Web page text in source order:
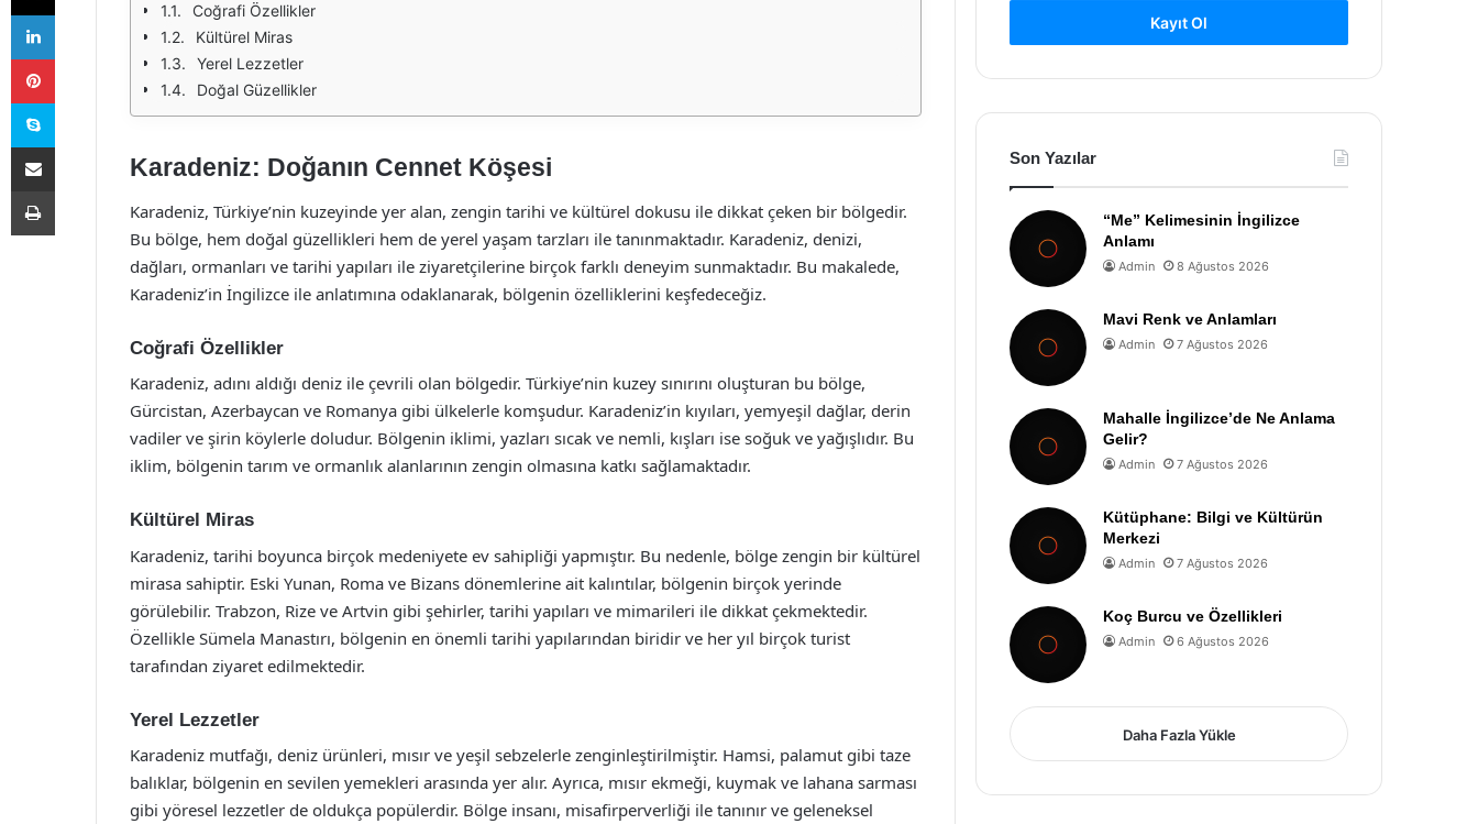
Coğrafi Özellikler
Kültürel Miras
Yerel Lezzetler
Doğal Güzellikler
Karadeniz: Doğanın Cennet Köşesi
Karadeniz, Türkiye’nin kuzeyinde yer alan, zengin tarihi ve kültürel dokusu ile dikkat çeken bir bölgedir.
Bu bölge, hem doğal güzellikleri hem de yerel yaşam tarzları ile tanınmaktadır. Karadeniz, denizi,
dağları, ormanları ve tarihi yapıları ile ziyaretçilerine birçok farklı deneyim sunmaktadır. Bu makalede,
Karadeniz’in İngilizce ile anlatımına odaklanarak, bölgenin özelliklerini keşfedeceğiz.
Coğrafi Özellikler
Karadeniz, adını aldığı deniz ile çevrili olan bölgedir. Türkiye’nin kuzey sınırını oluşturan bu bölge,
Gürcistan, Azerbaycan ve Romanya gibi ülkelerle komşudur. Karadeniz’in kıyıları, yemyeşil dağlar, derin
vadiler ve şirin köylerle doludur. Bölgenin iklimi, yazları sıcak ve nemli, kışları ise soğuk ve yağışlıdır. Bu
iklim, bölgenin tarım ve ormanlık alanlarının zengin olmasına katkı sağlamaktadır.
Kültürel Miras
Karadeniz, tarihi boyunca birçok medeniyete ev sahipliği yapmıştır. Bu nedenle, bölge zengin bir kültürel
mirasa sahiptir. Eski Yunan, Roma ve Bizans dönemlerine ait kalıntılar, bölgenin birçok yerinde
görülebilir. Trabzon, Rize ve Artvin gibi şehirler, tarihi yapıları ve mimarileri ile dikkat çekmektedir.
Özellikle Sümela Manastırı, bölgenin en önemli tarihi yapılarından biridir ve her yıl birçok turist
tarafından ziyaret edilmektedir.
Yerel Lezzetler
Karadeniz mutfağı, deniz ürünleri, mısır ve yeşil sebzelerle zenginleştirilmiştir. Hamsi, palamut gibi taze
balıklar, bölgenin en sevilen yemekleri arasında yer alır. Ayrıca, mısır ekmeği, kuymak ve lahana sarması
gibi yöresel lezzetler de oldukça popülerdir. Bölge insanı, misafirperverliği ile tanınır ve geleneksel
Kayıt Ol
Son Yazılar
“Me” Kelimesinin İngilizce
Anlamı
Admin 8 Ağustos 2026
Mavi Renk ve Anlamları
Admin 7 Ağustos 2026
Mahalle İngilizce’de Ne Anlama
Gelir?
Admin 7 Ağustos 2026
Kütüphane: Bilgi ve Kültürün
Merkezi
Admin 7 Ağustos 2026
Koç Burcu ve Özellikleri
Admin 6 Ağustos 2026
Daha Fazla Yükle
LinkedIn
Pinterest
Skype
E-Posta ile paylaş